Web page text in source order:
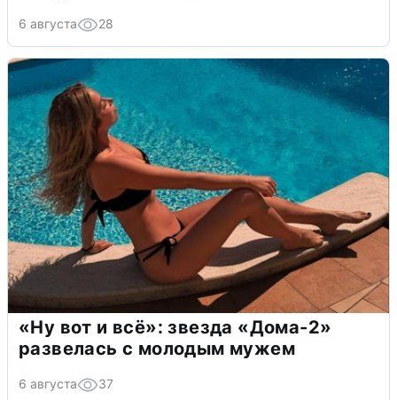
6 августа 28
«Ну вот и всё»: звезда «Дома-2»
развелась с молодым мужем
6 августа 37